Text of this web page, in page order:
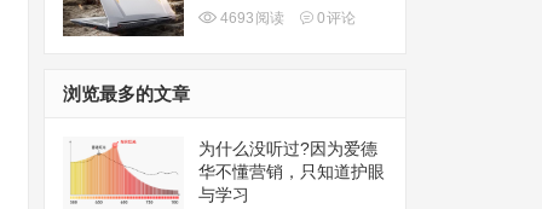
4693 阅读 0评论
浏览最多的文章
为什么没听过?因为爱德
华不懂营销，只知道护眼
与学习